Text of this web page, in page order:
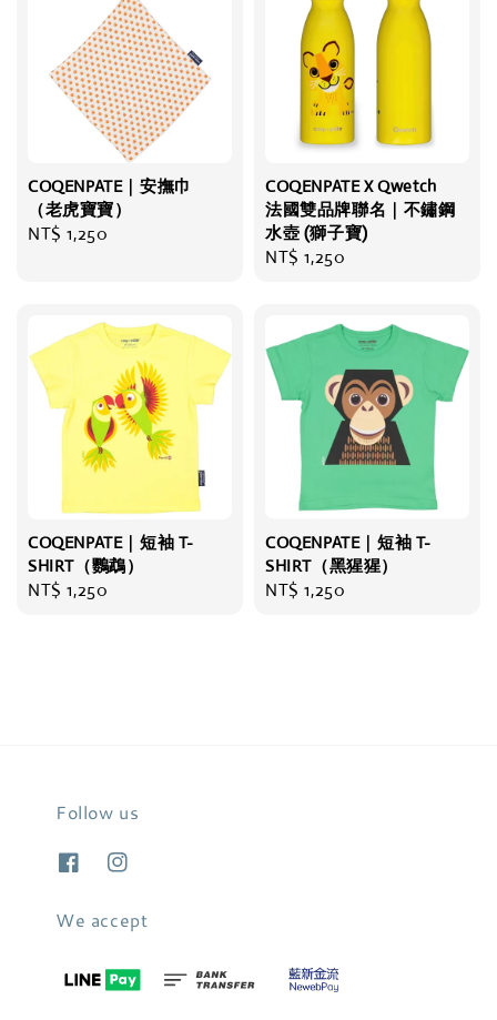
COQENPATE｜安撫巾
（老虎寶寶）
Regular
NT$ 1,250
COQENPATE X Qwetch
法國雙品牌聯名｜不鏽鋼
水壺 (獅子寶)
Regular
NT$ 1,250
COQENPATE｜短袖 T-
SHIRT（鸚鵡）
Regular
NT$ 1,250
COQENPATE｜短袖 T-
SHIRT（黑猩猩）
Regular
NT$ 1,250
Follow us
We accept